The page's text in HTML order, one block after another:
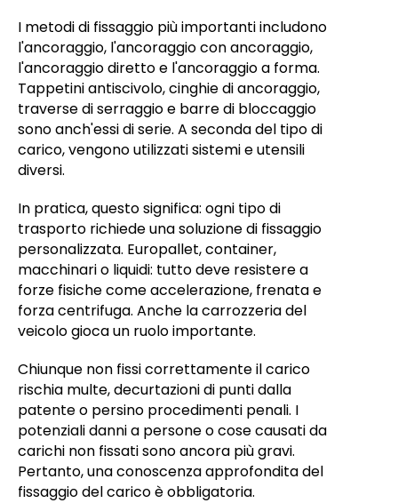
I metodi di fissaggio più importanti includono
l'ancoraggio, l'ancoraggio con ancoraggio,
l'ancoraggio diretto e l'ancoraggio a forma.
Tappetini antiscivolo, cinghie di ancoraggio,
traverse di serraggio e barre di bloccaggio
sono anch'essi di serie. A seconda del tipo di
carico, vengono utilizzati sistemi e utensili
diversi.
In pratica, questo significa: ogni tipo di
trasporto richiede una soluzione di fissaggio
personalizzata. Europallet, container,
macchinari o liquidi: tutto deve resistere a
forze fisiche come accelerazione, frenata e
forza centrifuga. Anche la carrozzeria del
veicolo gioca un ruolo importante.
Chiunque non fissi correttamente il carico
rischia multe, decurtazioni di punti dalla
patente o persino procedimenti penali. I
potenziali danni a persone o cose causati da
carichi non fissati sono ancora più gravi.
Pertanto, una conoscenza approfondita del
fissaggio del carico è obbligatoria.